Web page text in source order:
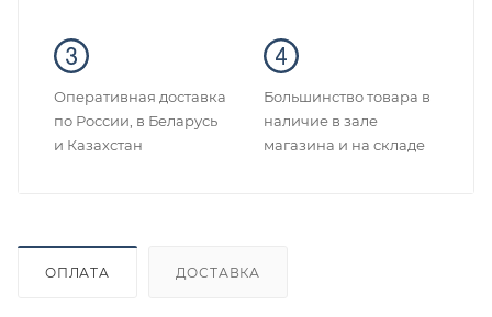
Оперативная доставка
по России, в Беларусь
и Казахстан
Большинство товара в
наличие в зале
магазина и на складе
ОПЛАТА ДОСТАВКА